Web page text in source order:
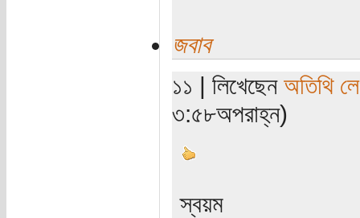
জবাব
১১ | লিখেছেন অতিথি
৩:৫৮অপরাহ্ন)
স্বয়ম